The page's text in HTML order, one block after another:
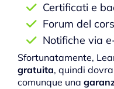
Certificati e
Forum del
Notifiche via
Sfortunatamente,
gratuita, quindi
comunque una